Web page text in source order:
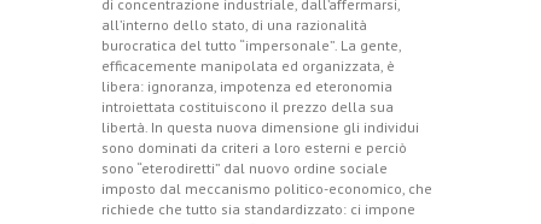
di concentrazione industriale, dall’affermarsi,
all’interno dello stato, di una razionalità
burocratica del tutto “impersonale”. La gente,
efficacemente manipolata ed organizzata, è
libera: ignoranza, impotenza ed eteronomia
introiettata costituiscono il prezzo della sua
libertà. In questa nuova dimensione gli individui
sono dominati da criteri a loro esterni e perciò
sono “eterodiretti” dal nuovo ordine sociale
imposto dal meccanismo politico-economico, che
richiede che tutto sia standardizzato: ci impone